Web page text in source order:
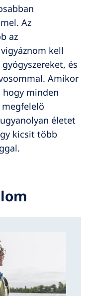
Az
az
kell
és
Amikor
minden
megfelelő
életet
kicsit több